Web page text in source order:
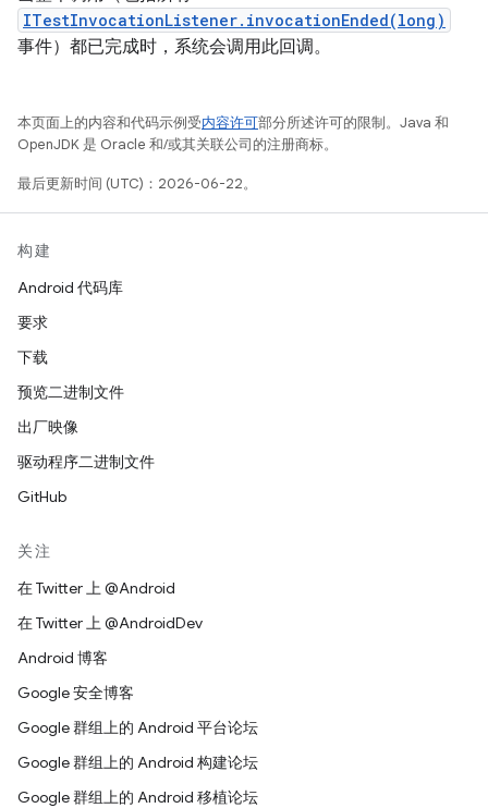
ITestInvocationListener.invocationEnded(long)
事件）都已完成时，系统会调用此回调。
本页面上的内容和代码示例受内容许可部分所述许可的限制。Java 和
OpenJDK 是 Oracle 和/或其关联公司的注册商标。
最后更新时间 (UTC)：2026-06-22。
构建
Android 代码库
要求
下载
预览二进制文件
出厂映像
驱动程序二进制文件
GitHub
关注
在 Twitter 上 @Android
在 Twitter 上 @AndroidDev
Android 博客
Google 安全博客
Google 群组上的 Android 平台论坛
Google 群组上的 Android 构建论坛
Google 群组上的 Android 移植论坛